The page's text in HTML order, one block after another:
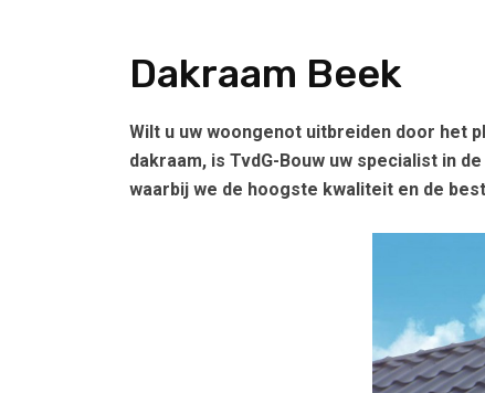
Dakraam Beek
Wilt u uw woongenot uitbreiden door het
dakraam, is TvdG-Bouw uw specialist in
waarbij we de hoogste kwaliteit en de